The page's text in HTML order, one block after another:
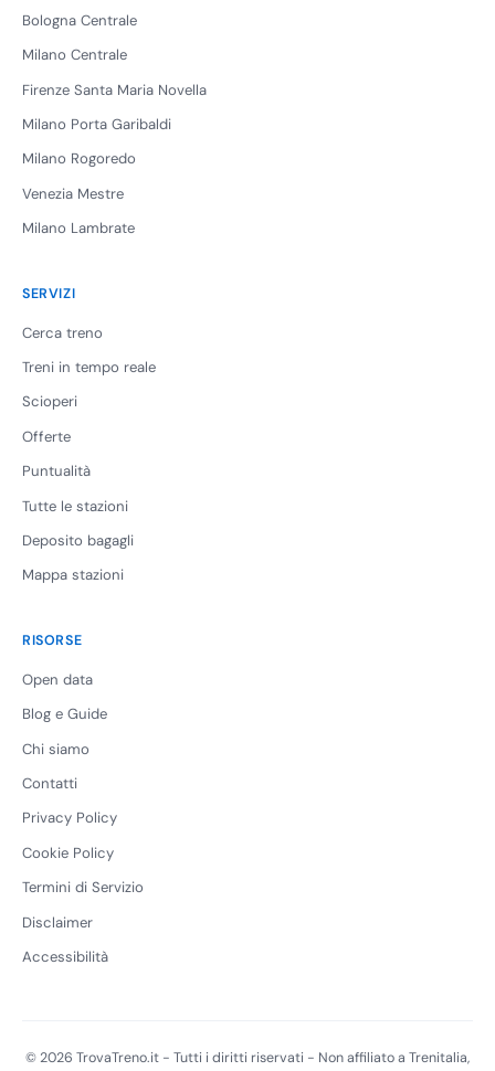
Bologna Centrale
Milano Centrale
Firenze Santa Maria Novella
Milano Porta Garibaldi
Milano Rogoredo
Venezia Mestre
Milano Lambrate
SERVIZI
Cerca treno
Treni in tempo reale
Scioperi
Offerte
Puntualità
Tutte le stazioni
Deposito bagagli
Mappa stazioni
RISORSE
Open data
Blog e Guide
Chi siamo
Contatti
Privacy Policy
Cookie Policy
Termini di Servizio
Disclaimer
Accessibilità
© 2026 TrovaTreno.it - Tutti i diritti riservati - Non affiliato a Trenitalia,